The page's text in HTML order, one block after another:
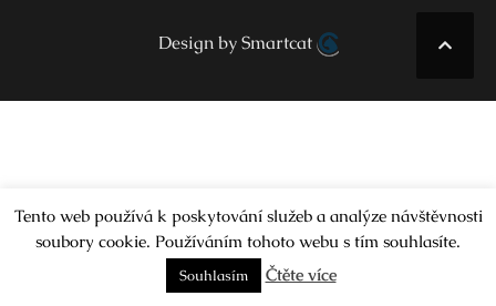
Design by Smartcat
Tento web používá k poskytování služeb a analýze návštěvnosti
soubory cookie. Používáním tohoto webu s tím souhlasíte.
Souhlasím Čtěte více